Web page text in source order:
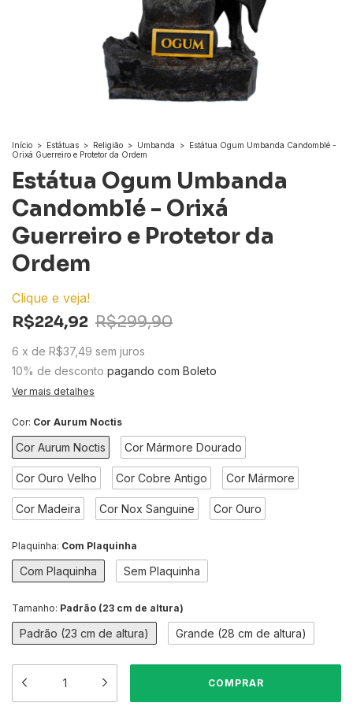
Início > Estátuas > Religião > Umbanda > Estátua Ogum Umbanda Candomblé -
Orixá Guerreiro e Protetor da Ordem
Estátua Ogum Umbanda
Candomblé - Orixá
Guerreiro e Protetor da
Ordem
Clique e veja!
R$224,92 R$299,90
6 x de R$37,49 sem juros
10% de desconto pagando com Boleto
Ver mais detalhes
Cor: Cor Aurum Noctis
Cor Aurum Noctis Cor Mármore Dourado
Cor Ouro Velho Cor Cobre Antigo Cor Mármore
Cor Madeira Cor Nox Sanguine Cor Ouro
Plaquinha: Com Plaquinha
Com Plaquinha Sem Plaquinha
Tamanho: Padrão (23 cm de altura)
Padrão (23 cm de altura) Grande (28 cm de altura)